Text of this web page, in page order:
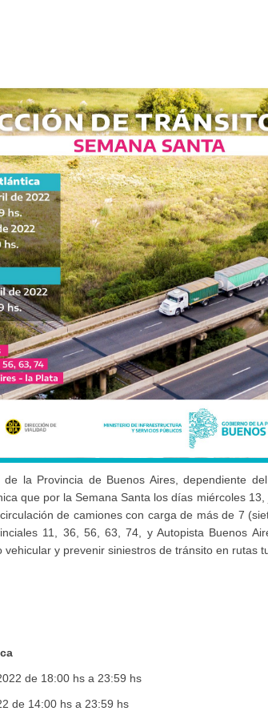
la Provincia de Buenos Aires, dependiente
que por la Semana Santa los días miércoles
de camiones con carga de más de 7
11, 36, 56, 63, 74, y Autopista Buenos
vehicular y prevenir siniestros de tránsito en rutas
de 18:00 hs a 23:59 hs
de 14:00 hs a 23:59 hs